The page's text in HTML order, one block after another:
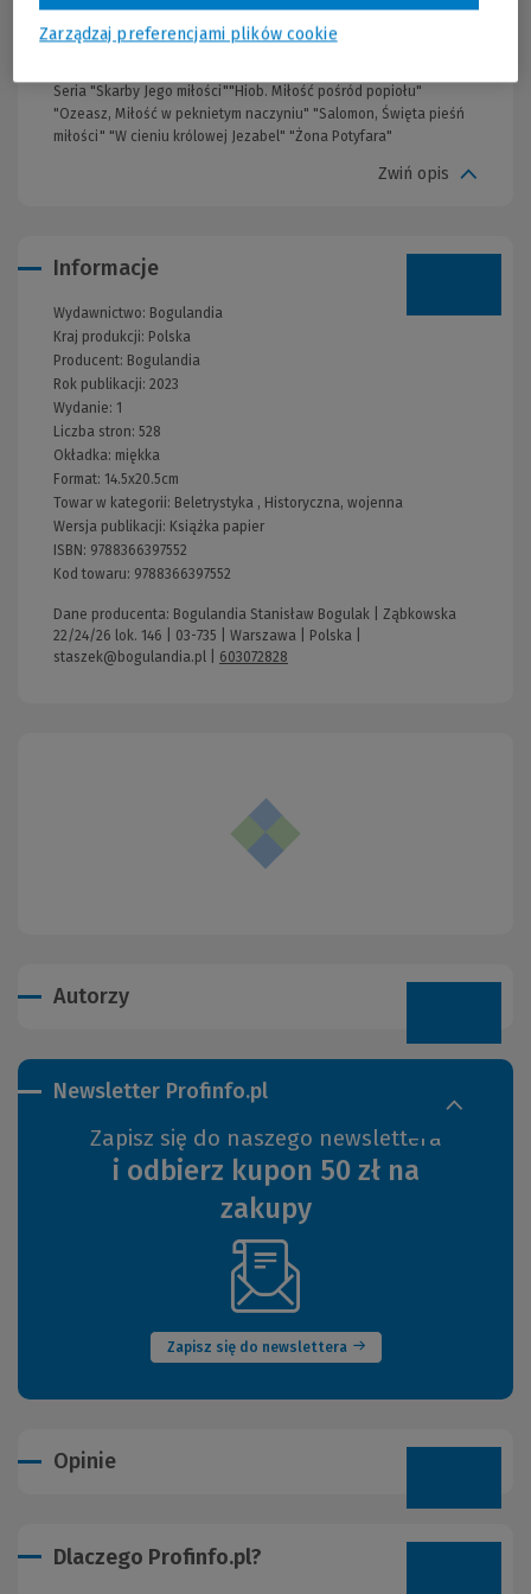
ANDREWS Zdobywczyni nagód Christy, ECPA. Inne tytuły serii
"Królowie i Prorocy":- "Dziedzictwo Izajasza" - "Córka Izajasza" -
Seria "Skarby Jego miłości""Hiob. Miłość pośród popiołu"
"Ozeasz, Miłość w peknietym naczyniu" "Salomon, Święta pieśń
miłości" "W cieniu królowej Jezabel" "Żona Potyfara"
Zwiń opis
Informacje
Wydawnictwo: Bogulandia
Kraj produkcji: Polska
Producent: Bogulandia
Rok publikacji: 2023
Wydanie: 1
Liczba stron: 528
Okładka: miękka
Format: 14.5x20.5cm
Towar w kategorii: Beletrystyka , Historyczna, wojenna
Wersja publikacji: Książka papier
ISBN: 9788366397552
Kod towaru: 9788366397552
Dane producenta: Bogulandia Stanisław Bogulak | Ząbkowska
22/24/26 lok. 146 | 03-735 | Warszawa | Polska |
staszek@bogulandia.pl
603072828
Autorzy
Newsletter Profinfo.pl
Zapisz się do naszego newslettera
i odbierz kupon 50 zł na
zakupy
Zapisz się do newslettera
(Nowe
okno)
Opinie
Dlaczego Profinfo.pl?
Zarządzaj preferencjami plików cookie